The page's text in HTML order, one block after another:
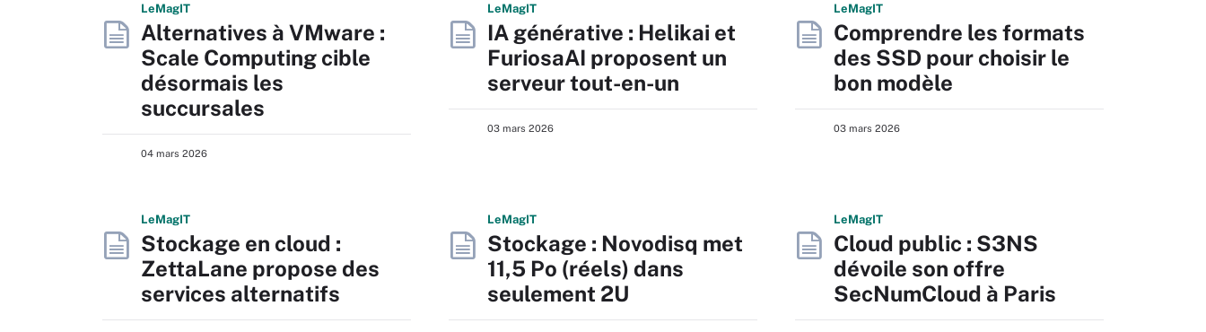
LeMagIT
Alternatives à VMware :
Scale Computing cible
désormais les
succursales
04 mars 2026
LeMagIT
IA générative : Helikai et
FuriosaAI proposent un
serveur tout-en-un
03 mars 2026
LeMagIT
Comprendre les formats
des SSD pour choisir le
bon modèle
03 mars 2026
LeMagIT
Stockage en cloud :
ZettaLane propose des
services alternatifs
LeMagIT
Stockage : Novodisq met
11,5 Po (réels) dans
seulement 2U
LeMagIT
Cloud public : S3NS
dévoile son offre
SecNumCloud à Paris